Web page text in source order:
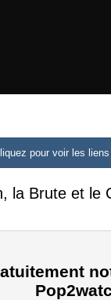
pour voir les liens
la Brute et le